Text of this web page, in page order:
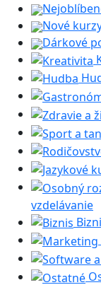
Nové
Dárkové
vzdelávanie